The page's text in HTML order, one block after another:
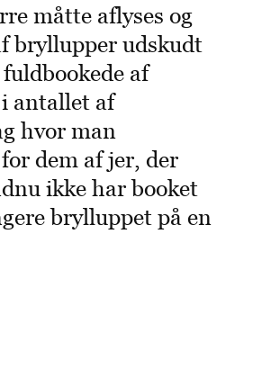
måtte aflyses og
bryllupper udskudt
af
antallet af
hvor man
dem af jer, der
ikke har booket
brylluppet på en